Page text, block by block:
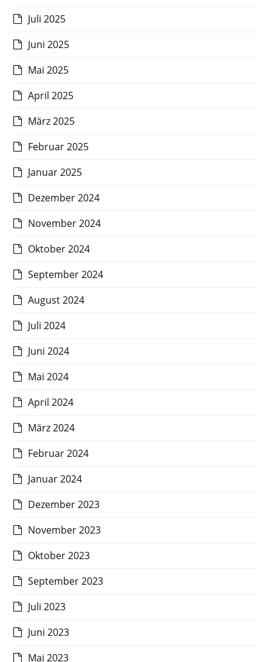
Juli 2025
Juni 2025
Mai 2025
April 2025
März 2025
Februar 2025
Januar 2025
Dezember 2024
November 2024
Oktober 2024
September 2024
August 2024
Juli 2024
Juni 2024
Mai 2024
April 2024
März 2024
Februar 2024
Januar 2024
Dezember 2023
November 2023
Oktober 2023
September 2023
Juli 2023
Juni 2023
Mai 2023